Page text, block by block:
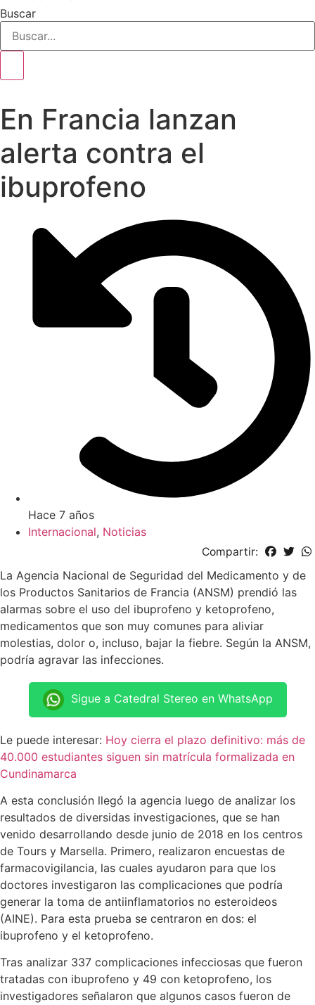
Buscar
En Francia lanzan
alerta contra el
ibuprofeno
Hace 7 años
Internacional, Noticias
Compartir:
La Agencia Nacional de Seguridad del Medicamento y de
los Productos Sanitarios de Francia (ANSM) prendió las
alarmas sobre el uso del ibuprofeno y ketoprofeno,
medicamentos que son muy comunes para aliviar
molestias, dolor o, incluso, bajar la fiebre. Según la ANSM,
podría agravar las infecciones.
Sigue a Catedral Stereo en WhatsApp
Le puede interesar: Hoy cierra el plazo definitivo: más de
40.000 estudiantes siguen sin matrícula formalizada en
Cundinamarca
A esta conclusión llegó la agencia luego de analizar los
resultados de diversidas investigaciones, que se han
venido desarrollando desde junio de 2018 en los centros
de Tours y Marsella. Primero, realizaron encuestas de
farmacovigilancia, las cuales ayudaron para que los
doctores investigaron las complicaciones que podría
generar la toma de antiinflamatorios no esteroideos
(AINE). Para esta prueba se centraron en dos: el
ibuprofeno y el ketoprofeno.
Tras analizar 337 complicaciones infecciosas que fueron
tratadas con ibuprofeno y 49 con ketoprofeno, los
investigadores señalaron que algunos casos fueron de